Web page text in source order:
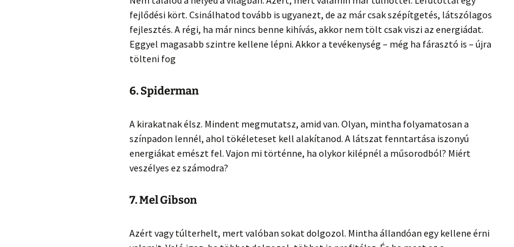
fejlődési kört. Csinálhatod tovább is ugyanezt, de az már csak szépítgetés, látszólagos
fejlesztés. A régi, ha már nincs benne kihívás, akkor nem tölt csak viszi az energiádat.
Eggyel magasabb szintre kellene lépni. Akkor a tevékenység – még ha fárasztó is – újra
tölteni fog
6. Spiderman
A kirakatnak élsz. Mindent megmutatsz, amid van. Olyan, mintha folyamatosan a
színpadon lennél, ahol tökéleteset kell alakítanod. A látszat fenntartása iszonyú
energiákat emészt fel. Vajon mi történne, ha olykor kilépnél a műsorodból? Miért
veszélyes ez számodra?
7. Mel Gibson
Azért vagy túlterhelt, mert valóban sokat dolgozol. Mintha állandóan egy kellene érni